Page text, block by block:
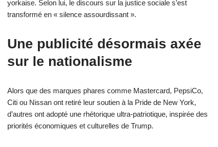
yorkaise. Selon lui, le discours sur la justice sociale s’est
transformé en « silence assourdissant ».
Une publicité désormais axée
sur le nationalisme
Alors que des marques phares comme Mastercard, PepsiCo,
Citi ou Nissan ont retiré leur soutien à la Pride de New York,
d’autres ont adopté une rhétorique ultra-patriotique, inspirée des
priorités économiques et culturelles de Trump.